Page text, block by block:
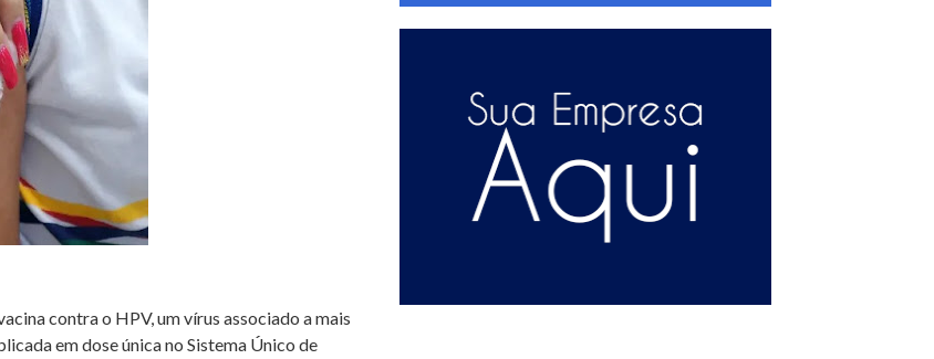
contra o HPV, um vírus associado a mais
em dose única no Sistema Único de